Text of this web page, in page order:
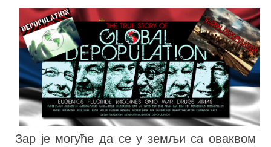
Зар је могуће да се у земљи са оваквом